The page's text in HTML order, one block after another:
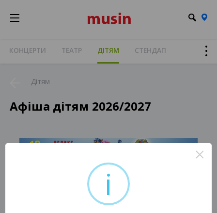
КОНЦЕРТИ ТЕАТР ДІТЯМ СТЕНДАП
Дітям
Афіша дітям 2026/2027
i
×